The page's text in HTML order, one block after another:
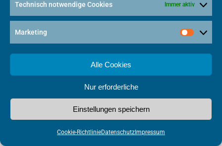
Technisch notwendige Cookies Immer aktiv
Marketing
Alle Cookies
Nur erforderliche
Einstellungen speichern
Cookie-RichtlinieDatenschutz Impressum
weiterlesen
Bundesnetzagentur
„erschwinglichen
Preisen“ – VATM: